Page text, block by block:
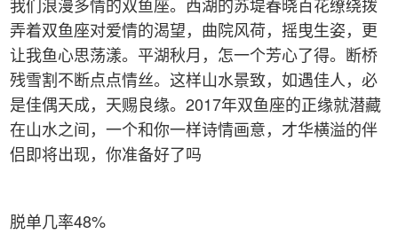
我们浪漫多情的双鱼座。西湖的苏堤春晓百花缭绕拨
弄着双鱼座对爱情的渴望，曲院风荷，摇曳生姿，更
让我鱼心思荡漾。平湖秋月，怎一个芳心了得。断桥
残雪割不断点点情丝。这样山水景致，如遇佳人，必
是佳偶天成，天赐良缘。2017年双鱼座的正缘就潜藏
在山水之间，一个和你一样诗情画意，才华横溢的伴
侣即将出现，你准备好了吗
脱单几率48%